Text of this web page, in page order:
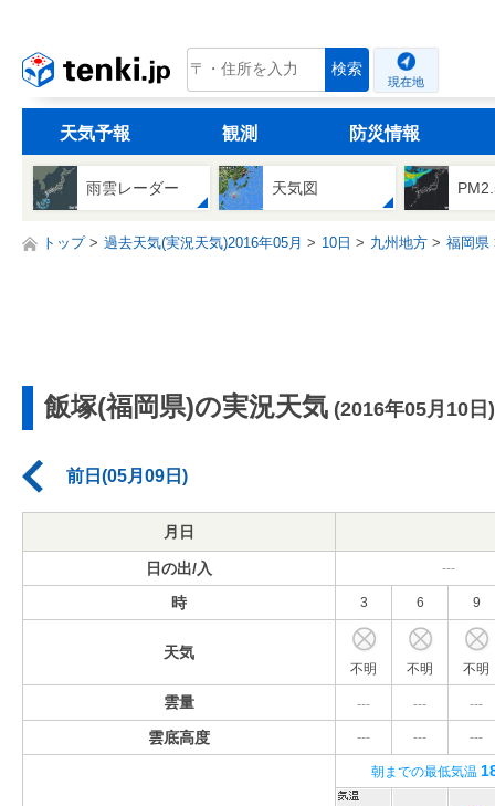
tenki.jp 検索
現在地
天気予報 観測 防災情報
雨雲レーダー 天気図
トップ 過去天気(実況天気)2016年05月 10日 九州地方 福岡県
飯塚(福岡県)の実況天気 (2016年05月10日)
前日(05月09日)
月日
日の出/入 ---
時 3 6 9
天気
不明 不明 不明
雲量 --- --- ---
雲底高度 --- --- ---
朝までの最低気温